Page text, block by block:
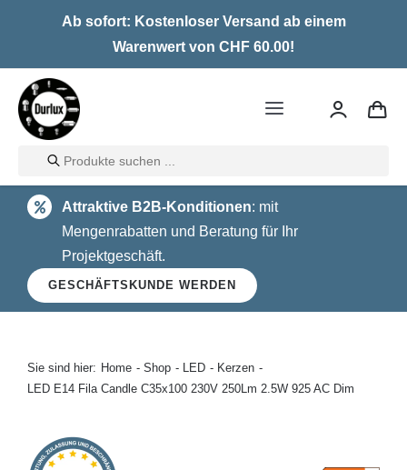
Ab sofort: Kostenloser Versand ab einem
Warenwert von CHF 60.00!
Toggle
Home
LED
Halogen
Glühlampen
Kontakt
Products
search
Attraktive B2B-Konditionen: mit
Mengenrabatten und Beratung für Ihr
Projektgeschäft.
GESCHÄFTSKUNDE WERDEN
Sie sind hier: Home Shop LED
Kerzen
LED E14 Fila Candle C35x100 230V 250Lm 2.5W 925 AC Dim